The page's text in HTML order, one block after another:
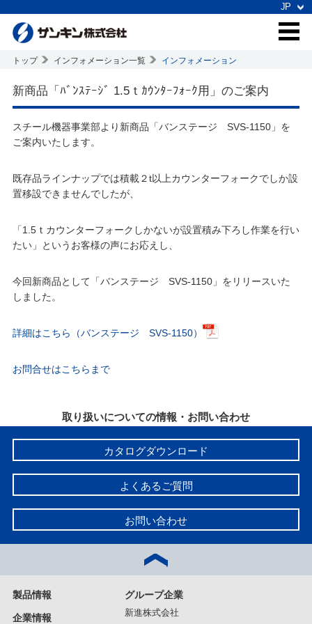
トップ インフォメーション一覧 インフォメーション
新商品「ﾊﾞﾝｽﾃｰｼﾞ 1.5ｔｶｳﾝﾀｰﾌｫｰｸ用」のご案内
スチール機器事業部より新商品「バンステージ SVS-1150」を
ご案内いたします。
既存品ラインナップでは積載２t以上カウンターフォークでしか設
置移設できませんでしたが、
「1.5ｔカウンターフォークしかないが設置積み下ろし作業を行い
たい」というお客様の声にお応えし、
今回新商品として「バンステージ SVS-1150」をリリースいた
しました。
詳細はこちら（バンステージ SVS-1150）
お問合せはこちらまで
取り扱いについての情報・お問い合わせ
カタログダウンロード
よくあるご質問
お問い合わせ
製品情報
企業情報
グループ企業
新進株式会社